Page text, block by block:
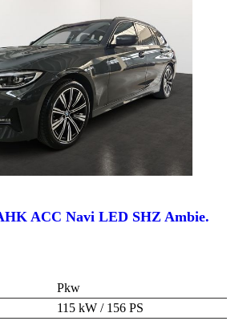
ACC Navi LED SHZ Ambie.
Pkw
115 kW / 156 PS